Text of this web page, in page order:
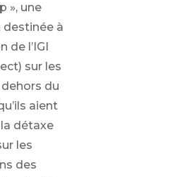
», une
à
de l’IGI
sur les
du
aient
détaxe
les
des